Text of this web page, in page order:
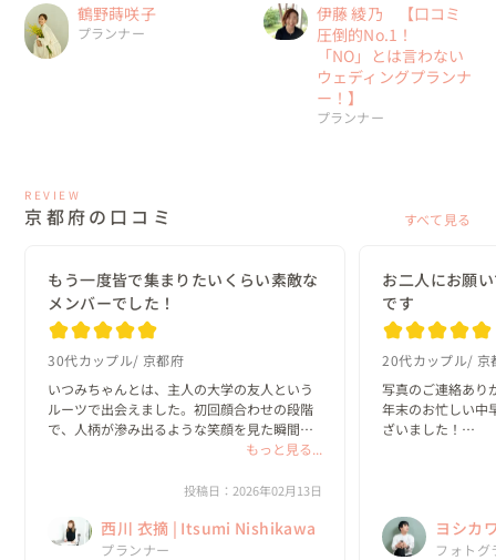
鶴野蒔咲子
プランナー
伊藤 綾乃 【口コミ
圧倒的No.1！
「NO」とは言わない
ウェディングプランナ
ー！】
プランナー
REVIEW
京都府の口コミ すべて見る
もう一度皆で集まりたいくらい素敵な
メンバーでした！
30代カップル 京都府
いつみちゃんとは、主人の大学の友人という
ルーツで出会えました。初回顔合わせの段階
で、人柄が滲み出るような笑顔を見た瞬間
「あ、この人にお願いしよう。」と即決でき
感覚で、自分の...
もっと見る...
投稿日：2026年02月13日
西川 衣摘 | Itsumi Nishikawa
プランナー
お二人にお願
です
20代カップル 京
写真のご連絡あり
年末のお忙しい中
ざいました！
ヨシカ
フォトグ